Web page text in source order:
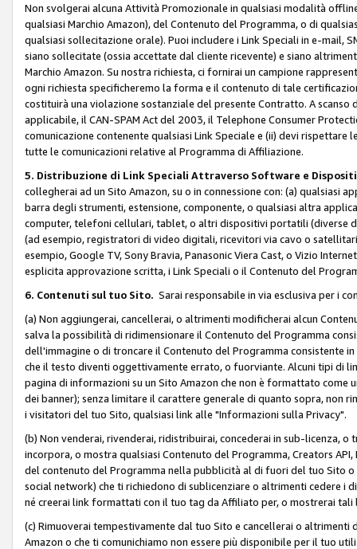
Non svolgerai alcuna Attività Promozionale in qualsiasi modalità
qualsiasi Marchio Amazon), del Contenuto del Programma, o di
qualsiasi sollecitazione orale). Puoi includere i Link Speciali in e-mail,
siano sollecitate (ossia accettate dal cliente ricevente) e siano
Marchio Amazon. Su nostra richiesta, ci fornirai un campione
ogni richiesta specificheremo la forma e il contenuto di tale
costituirà una violazione sostanziale del presente Contratto. A
applicabile, il CAN-SPAM Act del 2003, il Telephone Consumer
comunicazione contenente qualsiasi Link Speciale e (ii) devi
tutte le comunicazioni relative al Programma di Affiliazione.
5. Distribuzione di Link Speciali Attraverso Software e
collegherai ad un Sito Amazon, su o in connessione con: (a)
barra degli strumenti, estensione, componente, o qualsiasi altra
computer, telefoni cellulari, tablet, o altri dispositivi portatili (diverse
(ad esempio, registratori di video digitali, ricevitori via cavo o
esempio, Google TV, Sony Bravia, Panasonic Viera Cast, o Vizio
esplicita approvazione scritta, i Link Speciali o il Contenuto del
6. Contenuti sul tuo Sito. Sarai responsabile in via esclusiva per i
(a) Non aggiungerai, cancellerai, o altrimenti modificherai alcun
salva la possibilità di ridimensionare il Contenuto del Programma
dell'immagine o di troncare il Contenuto del Programma consistente
che il testo diventi oggettivamente errato, o fuorviante. Alcuni tipi di
pagina di informazioni su un Sito Amazon che non è formattato
dei banner); senza limitare il carattere generale di quanto sopra, non
i visitatori del tuo Sito, qualsiasi link alle "Informazioni sulla Privacy".
(b) Non venderai, rivenderai, ridistribuirai, concederai in sub-licenza,
incorpora, o mostra qualsiasi Contenuto del Programma, Creators
del contenuto del Programma nella pubblicità al di fuori del tuo Sito
social network) che ti richiedono di sublicenziare o altrimenti cedere i
né creerai link formattati con il tuo tag da Affiliato per, o mostrerai tali
(c) Rimuoverai tempestivamente dal tuo Sito e cancellerai o
Amazon o che ti comunichiamo non essere più disponibile per il tuo